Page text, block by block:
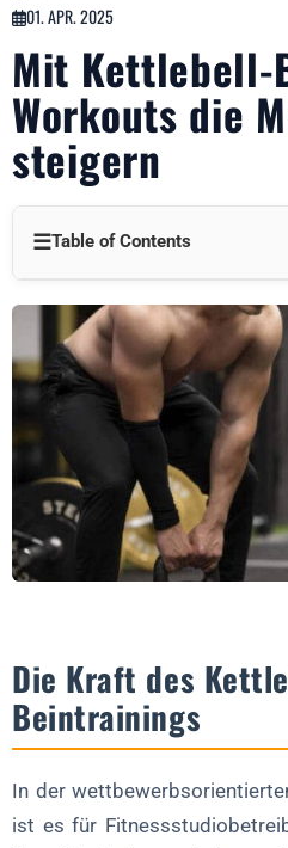
01. APR. 2025
Mit Kettlebell-
Workouts die
steigern
☰Table of Contents
Warum Fitnessstudios sich auf
konzentrieren sollten
Ein 30-minütiger Kettlebell-Bein-
Integration des Kettlebell-
Überlegungen zur Ausrüstung
Messung der Auswirkungen auf
Sind Sie bereit, Ihr Fitnessstudio
Die Kraft des
Beintrainings
In der
ist es für